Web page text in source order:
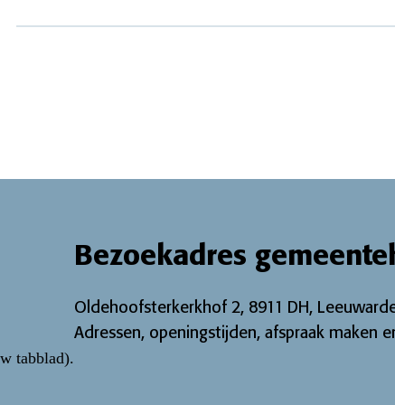
tabblad).
Bezoekadres
Oldehoofsterkerkhof 2, 8911 DH,
Adressen, openingstijden, afspraak maken